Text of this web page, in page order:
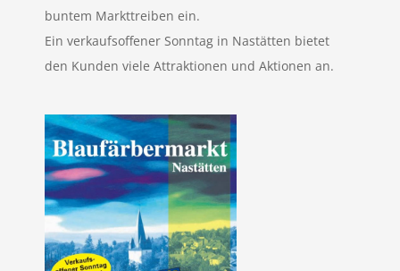
buntem Markttreiben ein.
Ein verkaufsoffener Sonntag in Nastätten bietet
den Kunden viele Attraktionen und Aktionen an.